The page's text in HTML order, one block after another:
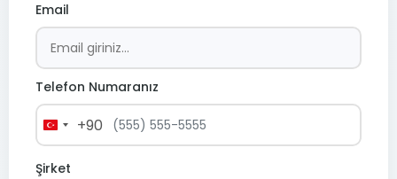
Email
Telefon Numaranız
Turkey
+90
+90
Şirket